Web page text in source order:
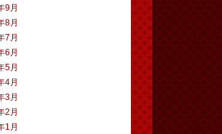
9月
8月
7月
6月
5月
4月
3月
2月
1月